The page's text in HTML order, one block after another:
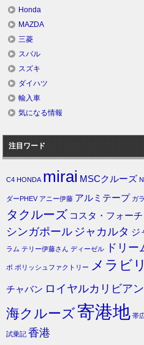
Honda
MAZDA
三菱
スバル
スズキ
ダイハツ
輸入車
気になる情報
注目ワード
C4 HONDA mirai MSCクルーズ
ダーPHEV アニー伊藤 アルミテープ ガ
タクルーズ コスタ・フォー
シンガポール ジャカルタ ジ
ラム テリー伊藤さん ディーゼル ドリ
ボ ポリッシュファクトリー メラビ
チャバン ロイヤルカリビアン
海クルーズ寄港地 帯
試乗記 香港